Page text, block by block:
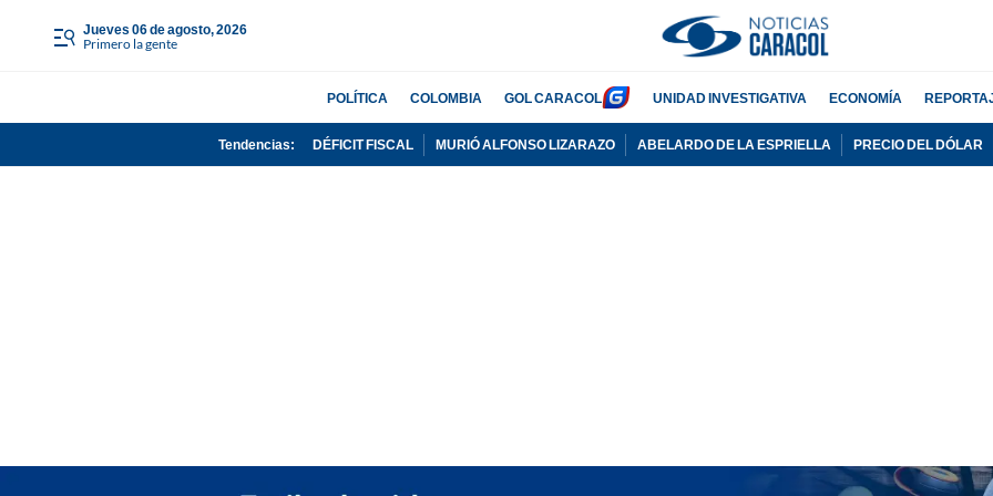
jueves 06 de agosto, 2026
Primero la gente
POLÍTICA COLOMBIA GOL CARACOL UNIDAD INVESTIGATIVA ECONOMÍA
Tendencias: DÉFICIT FISCAL MURIÓ ALFONSO LIZARAZO ABELARDO DE LA ESPRIELLA PRECIO DEL DÓLAR